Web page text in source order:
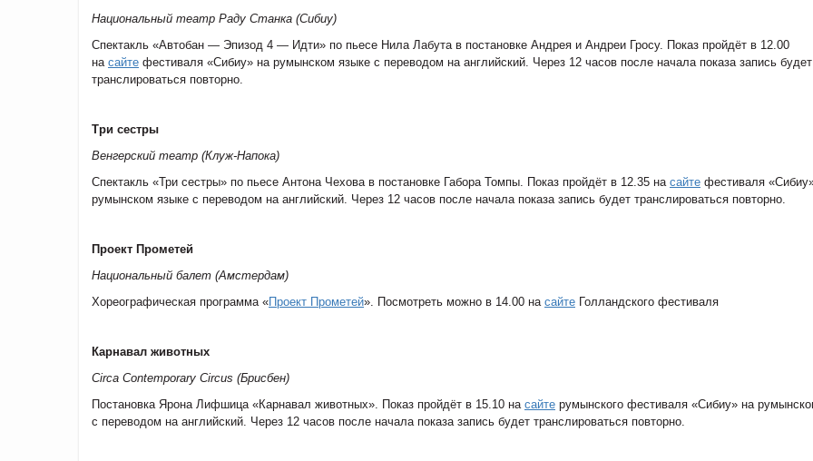
Национальный театр Раду Станка (Сибиу)
Спектакль «Автобан — Эпизод 4 — Идти» по пьесе Нила Лабута в постановке Андрея и Андреи Гросу. Показ пройдёт в 12.00
на сайте фестиваля «Сибиу» на румынском языке с переводом на английский. Через 12 часов после начала показа запись будет
транслироваться повторно.
Три сестры
Венгерский театр (Клуж-Напока)
Спектакль «Три сестры» по пьесе Антона Чехова в постановке Габора Томпы. Показ пройдёт в 12.35 на сайте фестиваля
румынском языке с переводом на английский. Через 12 часов после начала показа запись будет транслироваться повторно.
Проект Прометей
Национальный балет (Амстердам)
Хореографическая программа «Проект Прометей». Посмотреть можно в 14.00 на сайте Голландского фестиваля
Карнавал животных
Circa Contemporary Circus (Брисбен)
Постановка Ярона Лифшица «Карнавал животных». Показ пройдёт в 15.10 на сайте румынского фестиваля «Сибиу» на
с переводом на английский. Через 12 часов после начала показа запись будет транслироваться повторно.